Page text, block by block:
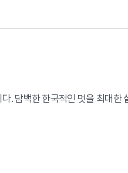
. 담백한 한국적인 멋을 최대한